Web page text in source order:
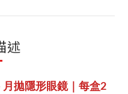
述
拋隱形眼鏡｜每盒2